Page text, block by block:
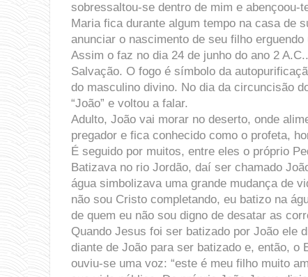
sobressaltou-se dentro de mim e abençoou-
Maria fica durante algum tempo na casa de
anunciar o nascimento de seu filho
Assim o faz no dia 24 de junho do ano 2
Salvação. O fogo é símbolo da
do masculino divino. No dia da circuncisão
“João” e voltou a falar.
Adulto, João vai morar no deserto, onde
pregador e fica conhecido como o profeta,
É seguido por muitos, entre eles o próprio
Batizava no rio Jordão, daí ser chamado
água simbolizava uma grande mudança de
não sou Cristo completando, eu batizo na
de quem eu não sou digno de desatar as
Quando Jesus foi ser batizado por João ele
diante de João para ser batizado e, então, o
ouviu-se uma voz: “este é meu filho muito